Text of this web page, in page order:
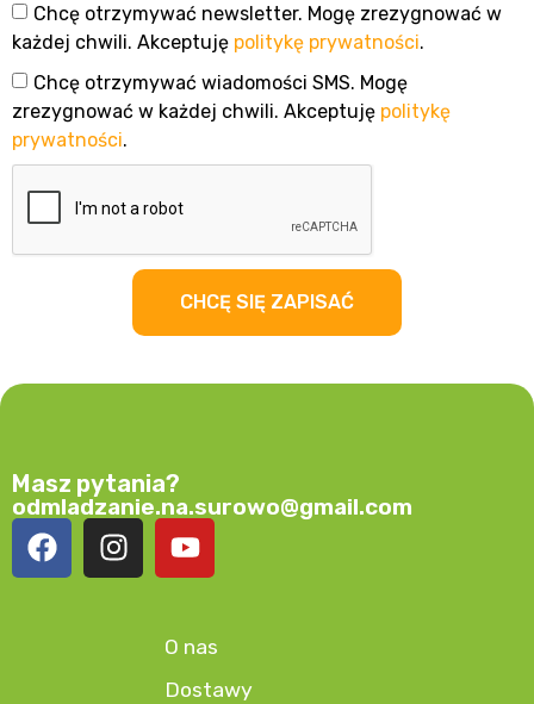
Chcę otrzymywać newsletter. Mogę zrezygnować w
każdej chwili. Akceptuję politykę prywatności.
Chcę otrzymywać wiadomości SMS. Mogę
zrezygnować w każdej chwili. Akceptuję politykę
prywatności.
CHCĘ SIĘ ZAPISAĆ
O nas
Dostawy
Masz pytania?
odmladzanie.na.surowo@gmail.com